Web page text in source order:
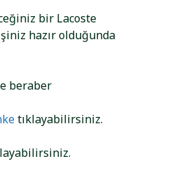
bir Lacoste
hazır olduğunda
beraber
tıklayabilirsiniz.